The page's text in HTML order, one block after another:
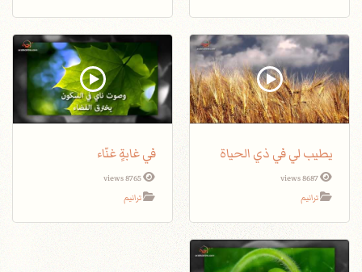
يطيب لي في ذي الحياة
8687 views
ترانيم
في غابةٍ غنّاء
8765 views
ترانيم